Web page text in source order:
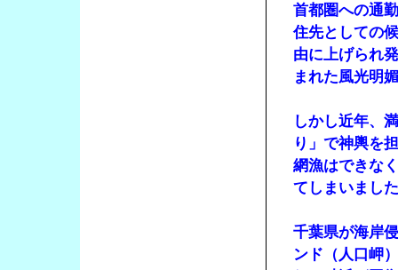
首都圏への通
住先としての
由に上げられ
まれた風光明
しかし近年、
り」で神輿を
網漁はできな
てしまいまし
千葉県が海岸
ンド（人口岬